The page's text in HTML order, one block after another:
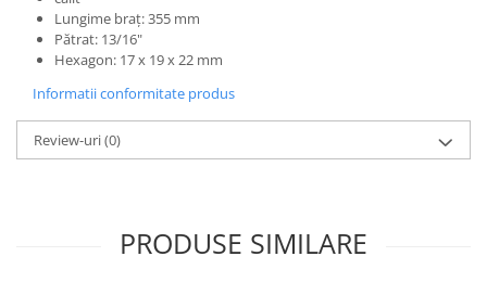
Lungime braţ: 355 mm
Pătrat: 13/16"
Hexagon: 17 x 19 x 22 mm
Informatii conformitate produs
Review-uri(0)
PRODUSE SIMILARE